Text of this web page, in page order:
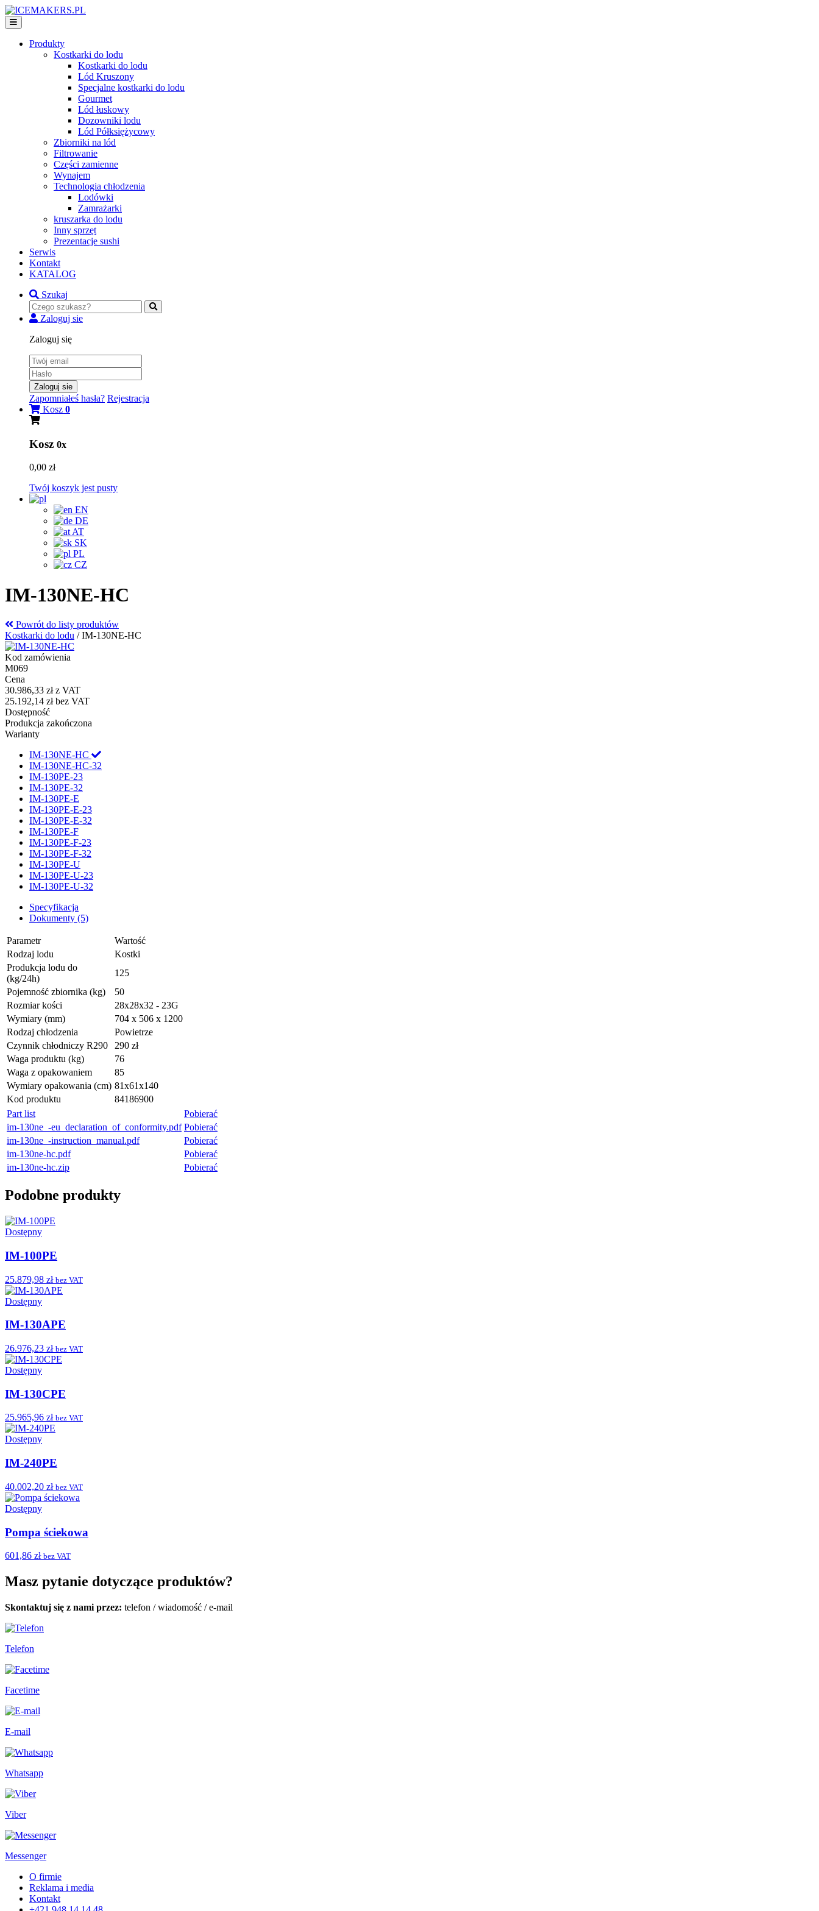
Produkty
Kostkarki do lodu
Kostkarki do lodu
Lód Kruszony
Specjalne kostkarki do lodu
Gourmet
Lód łuskowy
Dozowniki lodu
Lód Półksiężycowy
Zbiorniki na lód
Filtrowanie
Części zamienne
Wynajem
Technologia chłodzenia
Lodówki
Zamrażarki
kruszarka do lodu
Inny sprzęt
Prezentacje sushi
Serwis
Kontakt
KATALOG
Szukaj
Zaloguj sie
Zaloguj się
Zaloguj sie
Zapomniałeś hasła? Rejestracja
Kosz 0
Kosz 0x
0,00 zł
Twój koszyk jest pusty
EN
DE
AT
SK
PL
CZ
IM-130NE-HC
Powrót do listy produktów
Kostkarki do lodu /IM-130NE-HC
Kod zamówienia
M069
Cena
30.986,33 złz VAT
25.192,14 złbez VAT
Dostępność
Produkcja zakończona
Warianty
IM-130NE-HC
IM-130NE-HC-32
IM-130PE-23
IM-130PE-32
IM-130PE-E
IM-130PE-E-23
IM-130PE-E-32
IM-130PE-F
IM-130PE-F-23
IM-130PE-F-32
IM-130PE-U
IM-130PE-U-23
IM-130PE-U-32
Specyfikacja
Dokumenty (5)
Parametr
Wartość
Rodzaj lodu
Kostki
Produkcja lodu do
(kg/24h)
125
Pojemność zbiornika (kg)
50
Rozmiar kości
28x28x32 - 23G
Wymiary (mm)
704 x 506 x 1200
Rodzaj chłodzenia
Powietrze
Czynnik chłodniczy R290
290 zł
Waga produktu (kg)
76
Waga z opakowaniem
85
Wymiary opakowania (cm) 81x61x140
Kod produktu
84186900
Part list
Pobierać
im-130ne_-eu_declaration_of_conformity.pdf Pobierać
im-130ne_-instruction_manual.pdf
Pobierać
im-130ne-hc.pdf
Pobierać
im-130ne-hc.zip
Pobierać
Podobne produkty
Dostępny
IM-100PE
25.879,98 zł bez VAT
Dostępny
IM-130APE
26.976,23 zł bez VAT
Dostępny
IM-130CPE
25.965,96 zł bez VAT
Dostępny
IM-240PE
40.002,20 zł bez VAT
Dostępny
Pompa ściekowa
601,86 zł bez VAT
Masz pytanie dotyczące produktów?
Skontaktuj się z nami przez: telefon /wiadomość /e-mail
Telefon
Facetime
E-mail
Whatsapp
Viber
Messenger
O firmie
Reklama i media
Kontakt